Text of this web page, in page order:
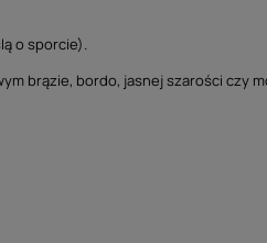
o sporcie).
brązie, bordo, jasnej szarości czy